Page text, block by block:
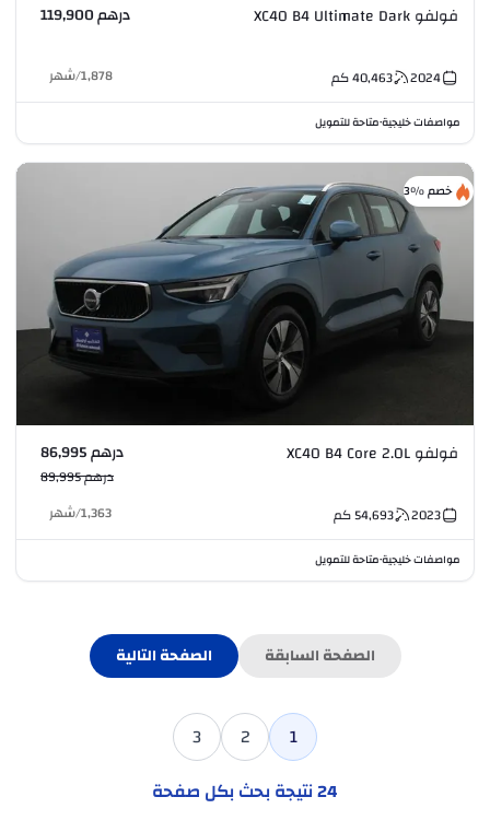
فولفو XC40 B4 Ultimate Dark درهم 119,900
2024
40,463كم 1,878
/شهر
مواصفات خليجية•متاحة للتمويل
خصم %3
فولفو XC40 B4 Core 2.0L درهم 86,995
درهم 89,995
2023
54,693كم 1,363
/شهر
مواصفات خليجية•متاحة للتمويل
الصفحة السابقة الصفحة التالية
1
2
3
24نتيجة بحث بكل صفحة